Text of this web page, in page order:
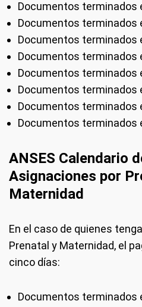
Documentos terminados
Documentos terminados
Documentos terminados
Documentos terminados
Documentos terminados
Documentos terminados
Documentos terminados
Documentos terminados
ANSES Calendario
Asignaciones por
Maternidad
En el caso de quienes
Prenatal y Maternidad, el
cinco días:
Documentos terminados